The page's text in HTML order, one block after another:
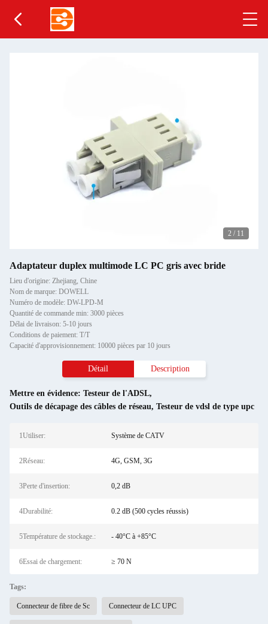
2 / 11
Adaptateur duplex multimode LC PC gris avec bride
Lieu d'origine: Zhejiang, Chine
Nom de marque: DOWELL
Numéro de modèle: DW-LPD-M
Quantité de commande min: 3000 pièces
Délai de livraison: 5-10 jours
Conditions de paiement: T/T
Capacité d'approvisionnement: 10000 pièces par 10 jours
Détail Description
Mettre en évidence: Testeur de l'ADSL,
Outils de décapage des câbles de réseau, Testeur de vdsl de type upc
1Utiliser: Système de CATV
2Réseau: 4G, GSM, 3G
3Perte d'insertion: 0,2 dB
4Durabilité: 0.2 dB (500 cycles réussis)
5Température de stockage.: - 40°C à +85°C
6Essai de chargement: ≥ 70 N
Tags:
Connecteur de fibre de Sc Connecteur de LC UPC